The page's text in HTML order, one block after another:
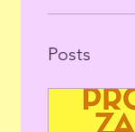
Posts